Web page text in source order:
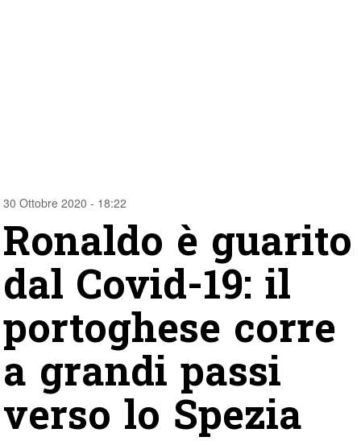
30 Ottobre 2020 - 18:22
Ronaldo è guarito
dal Covid-19: il
portoghese corre
a grandi passi
verso lo Spezia